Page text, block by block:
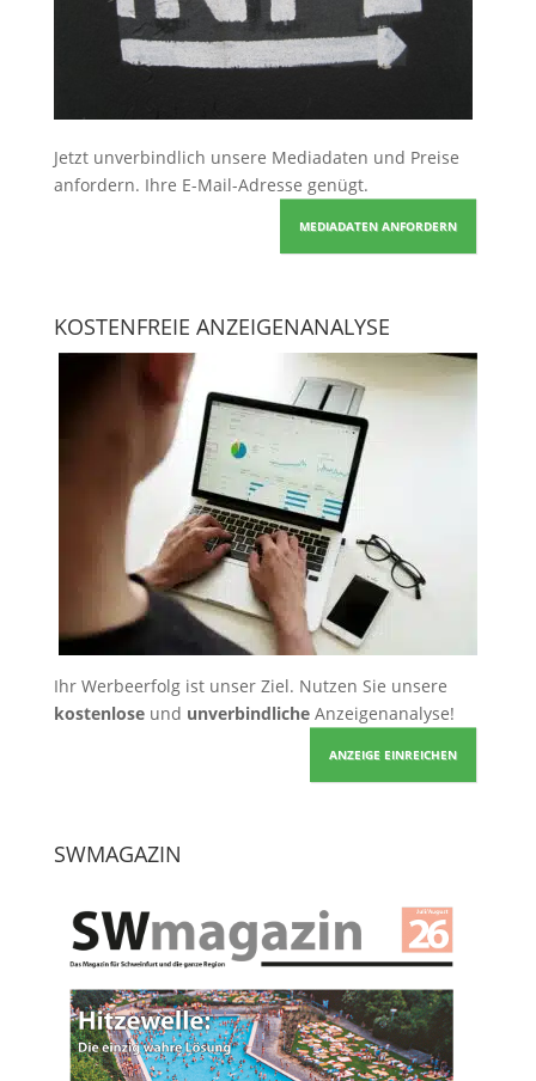
Jetzt unverbindlich unsere Mediadaten und Preise
anfordern. Ihre E-Mail-Adresse genügt.
MEDIADATEN ANFORDERN
KOSTENFREIE ANZEIGENANALYSE
Ihr Werbeerfolg ist unser Ziel. Nutzen Sie unsere
kostenloseund unverbindlicheAnzeigenanalyse!
ANZEIGE EINREICHEN
SWMAGAZIN